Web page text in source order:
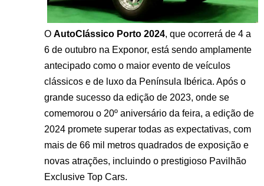
O AutoClássico Porto 2024, que ocorrerá de 4 a
6 de outubro na Exponor, está sendo amplamente
antecipado como o maior evento de veículos
clássicos e de luxo da Península Ibérica. Após o
grande sucesso da edição de 2023, onde se
comemorou o 20º aniversário da feira, a edição de
2024 promete superar todas as expectativas, com
mais de 66 mil metros quadrados de exposição e
novas atrações, incluindo o prestigioso Pavilhão
Exclusive Top Cars.